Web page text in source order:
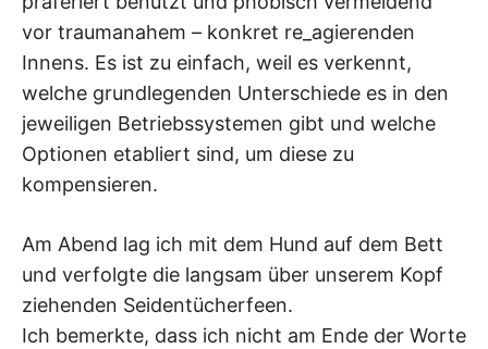
vor traumanahem – konkret re_agierenden
Innens. Es ist zu einfach, weil es verkennt,
welche grundlegenden Unterschiede es in den
jeweiligen Betriebssystemen gibt und welche
Optionen etabliert sind, um diese zu
kompensieren.
Am Abend lag ich mit dem Hund auf dem Bett
und verfolgte die langsam über unserem Kopf
ziehenden Seidentücherfeen.
Ich bemerkte, dass ich nicht am Ende der Worte